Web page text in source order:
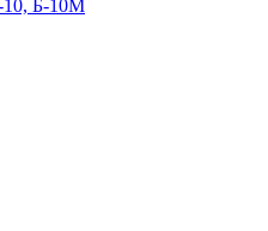
10, Б-10М